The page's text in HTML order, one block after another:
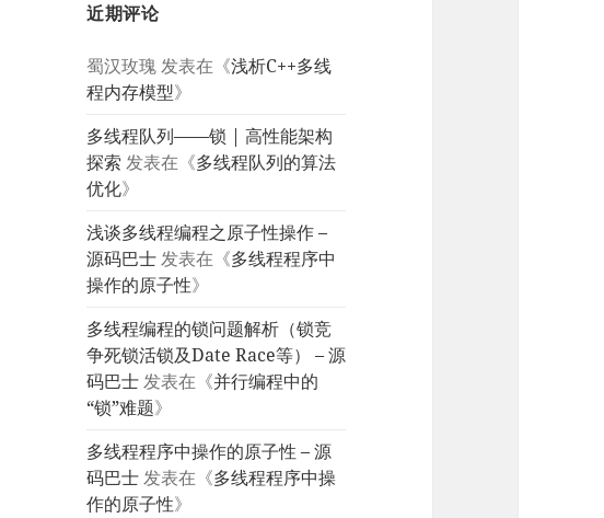
近期评论
蜀汉玫瑰发表在《浅析C++多线
程内存模型》
多线程队列——锁 | 高性能架构
探索 发表在《多线程队列的算法
优化》
浅谈多线程编程之原子性操作 –
源码巴士发表在《多线程程序中
操作的原子性》
多线程编程的锁问题解析（锁竞
争死锁活锁及Date Race等） – 源
码巴士发表在《并行编程中的
“锁”难题》
多线程程序中操作的原子性 – 源
码巴士发表在《多线程程序中操
作的原子性》